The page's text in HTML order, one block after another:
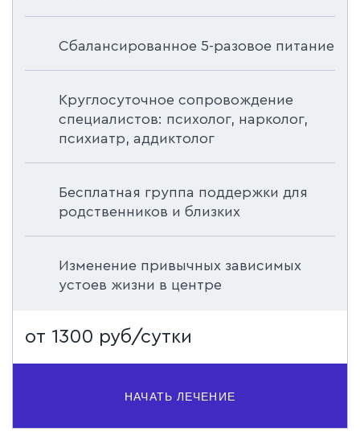
Сбалансированное 5-разовое питание
Круглосуточное сопровождение
специалистов: психолог, нарколог,
психиатр, аддиктолог
Бесплатная группа поддержки для
родственников и близких
Изменение привычных зависимых
устоев жизни в центре
от 1300 руб/сутки
НАЧАТЬ ЛЕЧЕНИЕ